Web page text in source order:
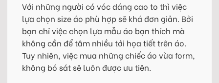
Với những người có vóc dáng cao to thì việc
lựa chọn size áo phù hợp sẽ khá đơn giản. Bởi
bạn chỉ việc chọn lựa mẫu áo bạn thích mà
không cần để tâm nhiều tới họa tiết trên áo.
Tuy nhiên, việc mua những chiếc áo vừa form,
không bó sát sẽ luôn được ưu tiên.